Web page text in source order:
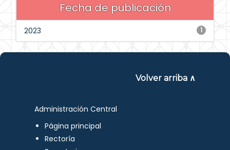
Fecha de publicación
1
2023
Volver arriba ∧
Administración Central
Página principal
Rectoría